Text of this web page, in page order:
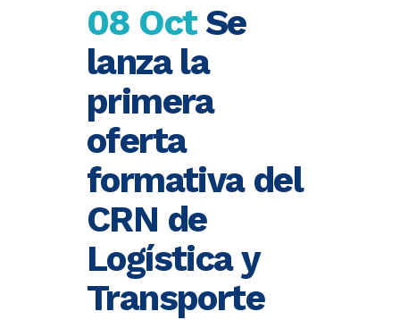
08 Oct Se
lanza la
primera
oferta
formativa del
CRN de
Logística y
Transporte